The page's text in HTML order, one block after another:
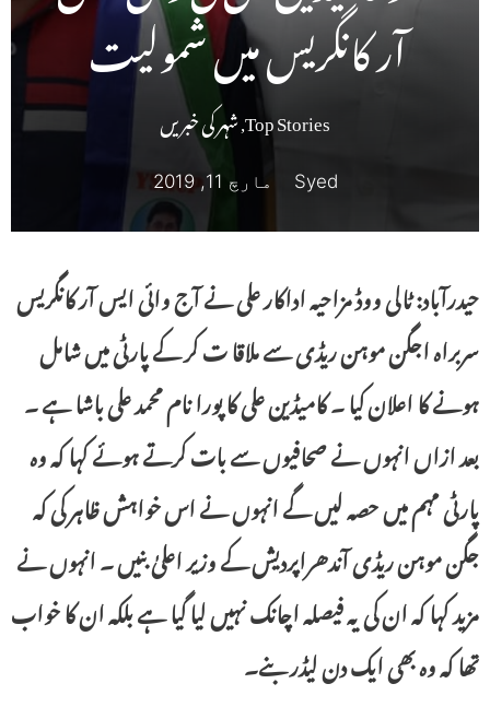
آر کانگریس میں شمولیت
Top Stories
,شہر کی خبریں
Syed مارچ 11, 2019
حیدرآباد: ٹالی ووڈ مزاحیہ اداکار علی نے آج وائی ایس آر کانگریس
سربراہ اجگن موہن ریڈی سے ملاقا ت کر کے پارٹی میں شامل
ہونے کا اعلان کیا ۔ کامیڈین علی کا پورا نام محمد علی باشا ہے ۔
بعد ازاں انہوں نے صحافیوں سے بات کرتے ہوئے کہا کہ وہ
پارٹی مہم میں حصہ لیں گے انہوں نے اس خواہش ظاہر کی کہ
جگن موہن ریڈی آندھراپردیش کے وزیر اعلیٰ بنیں ۔ انہوں نے
مزید کہا کہ ان کی یہ فیصلہ اچانک نہیں لیا گیا ہے بلکہ ان کا خواب
تھا کہ وہ بھی ایک دن لیڈر بنے۔